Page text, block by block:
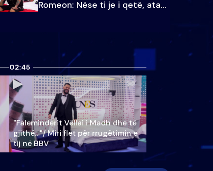
Romeon: Nëse ti je i qetë, ata
qetësohen
02:45
"Faleminderit Vëllai i Madh dhe të
gjithë…"/ Miri flet për rrugëtimin e
tij në BBV